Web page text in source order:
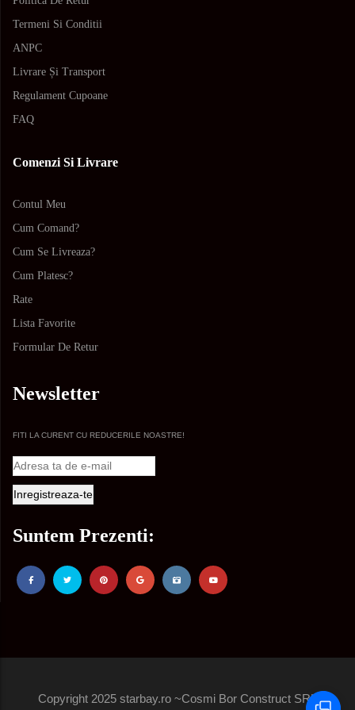
Termeni Si Conditii
ANPC
Livrare Și Transport
Regulament Cupoane
FAQ
Comenzi Si Livrare
Contul Meu
Cum Comand?
Cum Se Livreaza?
Cum Platesc?
Rate
Lista Favorite
Formular De Retur
Newsletter
FITI LA CURENT CU REDUCERILE NOASTRE!
Suntem Prezenti:
Copyright 2025 starbay.ro ~Cosmi Bor Construct SRL